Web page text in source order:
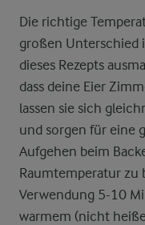
Die richtige
großen Unterschied
dieses Rezepts
dass deine Eier
lassen sie sich
und sorgen für eine
Aufgehen beim
Raumtemperatur zu
Verwendung 5-10
warmem (nicht